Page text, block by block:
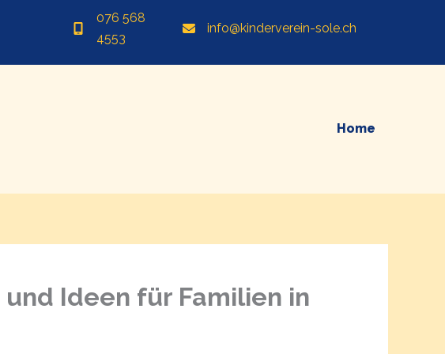
076 568
4553
info@kinderverein-sole.ch
Home
Ideen für Familien in